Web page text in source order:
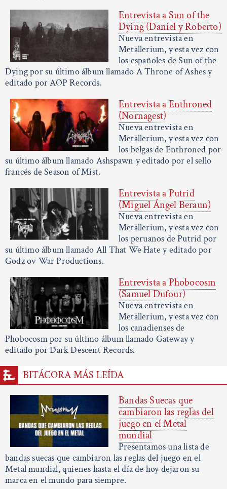
Entrevista a Sun of the
Dying (Daniel y Roberto)
Nueva entrevista en
Metallerium, y esta vez con
los españoles de Sun of the
Dying por su último álbum llamado A Throne of Ashes y
editado por AOP Records.
Entrevista a Enthroned
(Nornagest)
Nueva entrevista en
Metallerium, y esta vez con
los belgas de Enthroned por
su último álbum llamado Ashspawn y editado por el sello
francés de Season of Mist.
Entrevista a Putrid
(Miguel Ángel Beraun)
Nueva entrevista en
Metallerium, y esta vez con
los peruanos de Putrid por
su último álbum llamado All That We Hate y editado por
Godz ov War Productions.
Entrevista a Phobocosm
(Samuel Dufour)
Nueva entrevista en
Metallerium, y esta vez con
los canadienses de
Phobocosm por su último álbum llamado Gateway y
editado por Dark Descent Records.
BITÁCORA MÁS LEÍDA
Bandas Suecas que
cambiaron las reglas del
juego en el Metal
mundial
Presentamos una lista de
bandas suecas que cambiaron las reglas del juego en el
Metal mundial, quienes hasta el día de hoy dejaron su
marca en el mundo para siempre.